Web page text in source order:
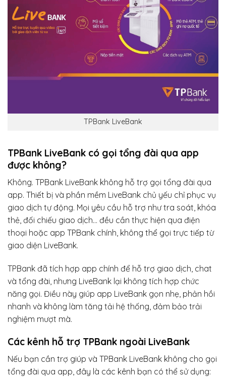
TPBank LiveBank
TPBank LiveBank có gọi tổng đài qua app
được không?
Không. TPBank LiveBank không hỗ trợ gọi tổng đài qua
app. Thiết bị và phần mềm LiveBank chủ yếu chỉ phục vụ
giao dịch tự động. Mọi yêu cầu hỗ trợ như tra soát, khóa
thẻ, đối chiếu giao dịch… đều cần thực hiện qua điện
thoại hoặc app TPBank chính, không thể gọi trực tiếp từ
giao diện LiveBank.
TPBank đã tích hợp app chính để hỗ trợ giao dịch, chat
và tổng đài, nhưng LiveBank lại không tích hợp chức
năng gọi. Điều này giúp app LiveBank gọn nhẹ, phản hồi
nhanh và không làm tăng tải hệ thống, đảm bảo trải
nghiệm mượt mà.
Các kênh hỗ trợ TPBank ngoài LiveBank
Nếu bạn cần trợ giúp và TPBank LiveBank không cho gọi
tổng đài qua app, đây là các kênh bạn có thể sử dụng: